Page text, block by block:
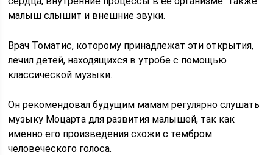
малыш слышит и внешние звуки.
Врач Томатис, которому принадлежат эти открытия,
лечил детей, находящихся в утробе с помощью
классической музыки.
Он рекомендовал будущим мамам регулярно слушать
музыку Моцарта для развития малышей, так как
именно его произведения схожи с тембром
человеческого голоса.